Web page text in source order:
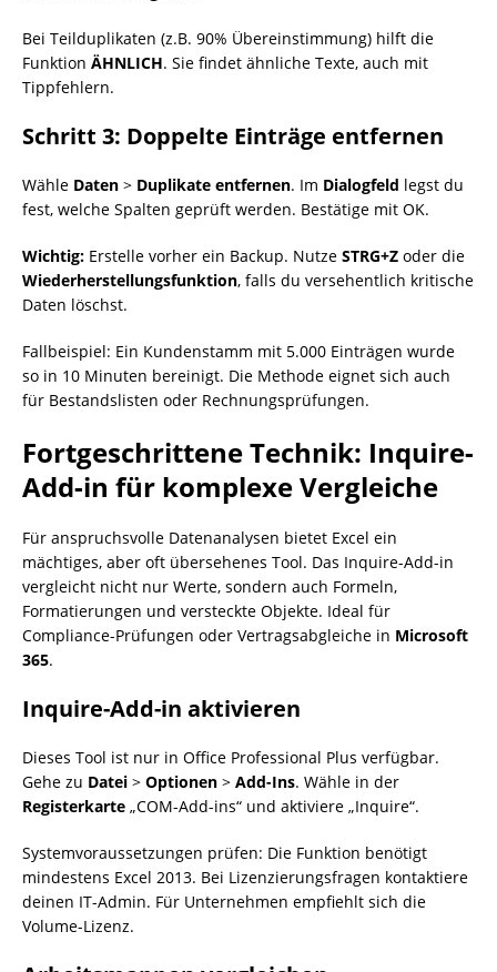
Bei Teilduplikaten (z.B. 90% Übereinstimmung) hilft die
Funktion ÄHNLICH. Sie findet ähnliche Texte, auch mit
Tippfehlern.
Schritt 3: Doppelte Einträge entfernen
Wähle Daten > Duplikate entfernen. Im Dialogfeld legst du
fest, welche Spalten geprüft werden. Bestätige mit OK.
Wichtig: Erstelle vorher ein Backup. Nutze STRG+Z oder die
Wiederherstellungsfunktion, falls du versehentlich kritische
Daten löschst.
Fallbeispiel: Ein Kundenstamm mit 5.000 Einträgen wurde
so in 10 Minuten bereinigt. Die Methode eignet sich auch
für Bestandslisten oder Rechnungsprüfungen.
Fortgeschrittene Technik: Inquire-
Add-in für komplexe Vergleiche
Für anspruchsvolle Datenanalysen bietet Excel ein
mächtiges, aber oft übersehenes Tool. Das Inquire-Add-in
vergleicht nicht nur Werte, sondern auch Formeln,
Formatierungen und versteckte Objekte. Ideal für
Compliance-Prüfungen oder Vertragsabgleiche in Microsoft
365.
Inquire-Add-in aktivieren
Dieses Tool ist nur in Office Professional Plus verfügbar.
Gehe zu Datei > Optionen > Add-Ins. Wähle in der
Registerkarte „COM-Add-ins“ und aktiviere „Inquire“.
Systemvoraussetzungen prüfen: Die Funktion benötigt
mindestens Excel 2013. Bei Lizenzierungsfragen kontaktiere
deinen IT-Admin. Für Unternehmen empfiehlt sich die
Volume-Lizenz.